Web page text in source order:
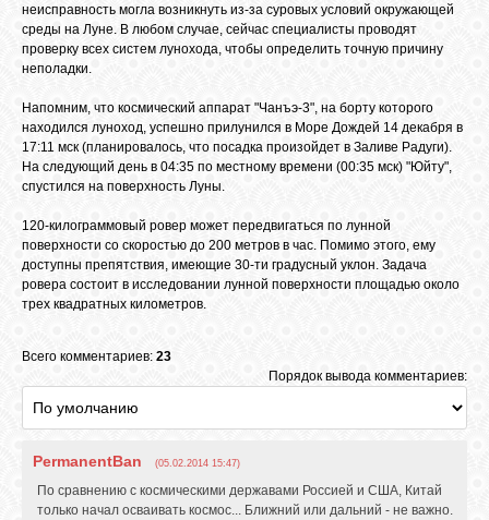
неисправность могла возникнуть из-за суровых условий окружающей
среды на Луне. В любом случае, сейчас специалисты проводят
проверку всех систем лунохода, чтобы определить точную причину
неполадки.
Напомним, что космический аппарат "Чанъэ-3", на борту которого
находился луноход, успешно прилунился в Море Дождей 14 декабря в
17:11 мск (планировалось, что посадка произойдет в Заливе Радуги).
На следующий день в 04:35 по местному времени (00:35 мск) "Юйту",
спустился на поверхность Луны.
120-килограммовый ровер может передвигаться по лунной
поверхности со скоростью до 200 метров в час. Помимо этого, ему
доступны препятствия, имеющие 30-ти градусный уклон. Задача
ровера состоит в исследовании лунной поверхности площадью около
трех квадратных километров.
Всего комментариев: 23
Порядок вывода комментариев:
PermanentBan (05.02.2014 15:47)
По сравнению с космическими державами Россией и США, Китай
только начал осваивать космос... Ближний или дальний - не важно.